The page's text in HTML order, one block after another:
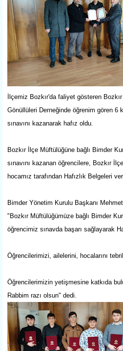
İlçemiz Bozkır'da faliyet gösteren
Gönüllüleri Derneğinde öğrenim gören 6
sınavını kazanarak hafız oldu.
Bozkır İlçe Müftülüğüne bağlı Bimder
sınavını kazanan öğrencilere, Bozkır
hocamız tarafından Hafızlık Belgeleri
Bimder Yönetim Kurulu Başkanı
"Bozkır Müftülüğümüze bağlı Bimder
öğrencimiz sınavda başarı sağlayarak
Öğrencilerimizi, ailelerini, hocalarını
Öğrencilerimizin yetişmesine katkıda
Rabbim razı olsun" dedi.